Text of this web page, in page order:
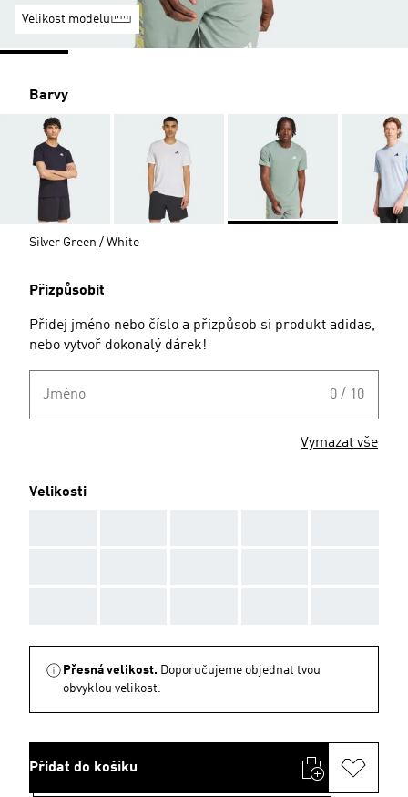
Velikost modelu
Barvy
Silver Green / White
Přizpůsobit
Přidej jméno nebo číslo a přizpůsob si produkt adidas,
nebo vytvoř dokonalý dárek!
Jméno 0 / 10
Vymazat vše
Velikosti
Přesná velikost. Doporučujeme objednat tvou
obvyklou velikost.
Přidat do košíku